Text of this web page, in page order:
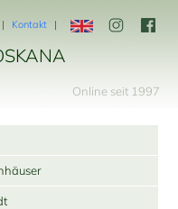
Kontakt
Online seit 1997